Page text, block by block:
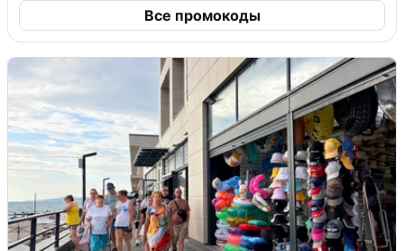
Все промокоды